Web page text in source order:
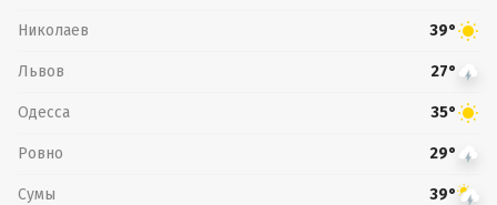
Николаев 39°
Львов 27°
Одесса 35°
Ровно 29°
Сумы 39°